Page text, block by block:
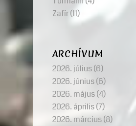
Zafír(11)
ARCHÍVUM
2026. július(6)
2026. június(6)
2026. május(4)
2026. április(7)
2026. március(8)